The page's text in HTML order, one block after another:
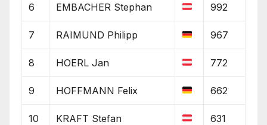
6 EMBACHER Stephan 992
7 RAIMUND Philipp 967
8 HOERL Jan 772
9 HOFFMANN Felix 662
10 KRAFT Stefan 631